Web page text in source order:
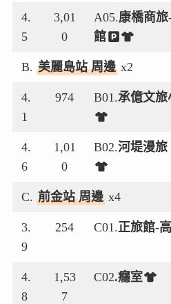
4.
5
3,01
0
A05.康橋商
館
B.美麗島站 周邊 x2
4.
1
974 B01.承億文
4.
6
1,01
0
B02.河堤漫旅
C.前金站 周邊 x4
3.
9
254 C01.正旅館-
4.
8
1,53
7
C02.癮室